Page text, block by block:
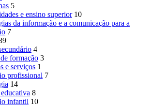
5
e ensino superior 10
da informação e a comunicação para a
7
4
formação 3
e serviços 1
profissional 7
14
8
infantil 10